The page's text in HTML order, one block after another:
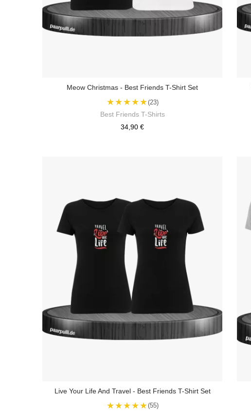
Meow Christmas - Best Friends T-Shirt Set
★★★★★(23)
Best Friends T-Shirts
34,90 €
Live Your Life And Travel - Best Friends T-Shirt Set
★★★★★(55)